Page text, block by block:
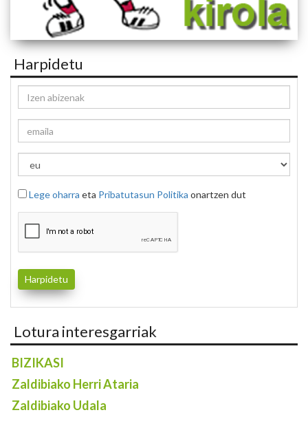
Harpidetu
Lege oharra eta Pribatutasun Politika onartzen dut
Lotura interesgarriak
BIZIKASI
Zaldibiako Herri Ataria
Zaldibiako Udala